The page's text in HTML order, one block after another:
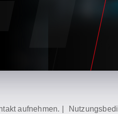
aufnehmen.